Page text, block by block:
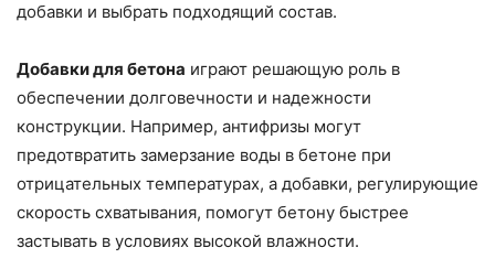
добавки и выбрать подходящий состав.
Добавки для бетона играют решающую роль в
обеспечении долговечности и надежности
конструкции. Например, антифризы могут
предотвратить замерзание воды в бетоне при
отрицательных температурах, а добавки, регулирующие
скорость схватывания, помогут бетону быстрее
застывать в условиях высокой влажности.